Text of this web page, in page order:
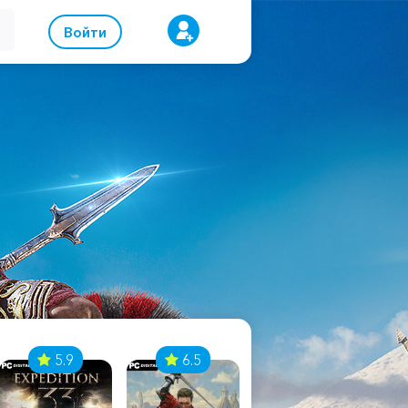
Войти
5.9 6.5 8.1